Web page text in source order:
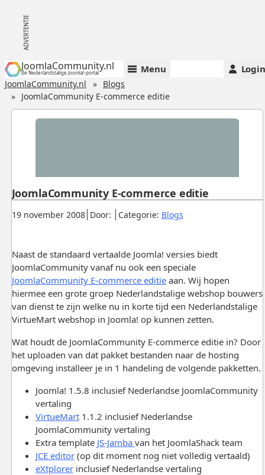
JoomlaCommunity.nl
de Nederlandstalige Joomla!-portal Menu Login
JoomlaCommunity.nl
Blogs
JoomlaCommunity E-commerce editie
Gepubliceerd:
19 november 2008. Door: Categorie: Blogs.
JoomlaCommunity E-commerce editie
Naast de standaard vertaalde Joomla! versies biedt
JoomlaCommunity vanaf nu ook een speciale
JoomlaCommunity E-commerce editieaan. Wij hopen
hiermee een grote groep Nederlandstalige webshop bouwers
van dienst te zijn welke nu in korte tijd een Nederlandstalige
VirtueMart webshop in Joomla! op kunnen zetten.
Wat houdt de JoomlaCommunity E-commerce editie in? Door
het uploaden van dat pakket bestanden naar de hosting
omgeving installeer je in 1 handeling de volgende pakketten.
Joomla! 1.5.8 inclusief Nederlandse JoomlaCommunity
vertaling
VirtueMart1.1.2 inclusief Nederlandse
JoomlaCommunity vertaling
Extra template JS-Jamba van het JoomlaShack team
JCE editor(op dit moment nog niet volledig vertaald)
eXtplorerinclusief Nederlandse vertaling